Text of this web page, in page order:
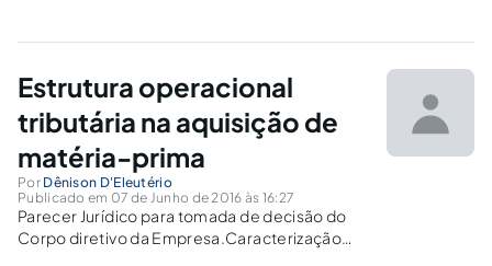
Estrutura operacional
tributária na aquisição de
matéria-prima
Por Dênison D'Eleutério
Publicado em 07 de Junho de 2016 às 16:27
Parecer Jurídico para tomada de decisão do
Corpo diretivo da Empresa.Caracterização